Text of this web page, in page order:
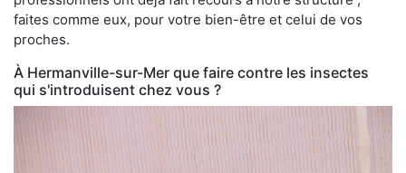
faites comme eux, pour votre bien-être et celui de vos
proches.
À Hermanville-sur-Mer que faire contre les insectes
qui s'introduisent chez vous ?